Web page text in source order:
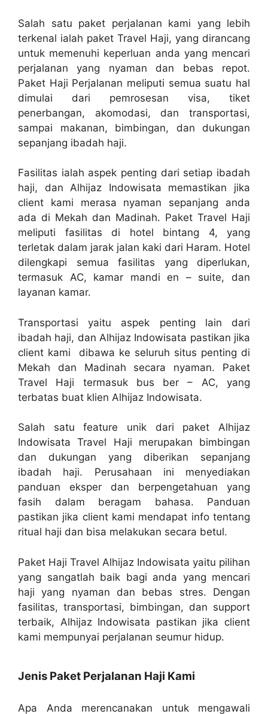
Salah satu paket perjalanan kami yang lebih
terkenal ialah paket Travel Haji, yang dirancang
untuk memenuhi keperluan anda yang mencari
perjalanan yang nyaman dan bebas repot.
Paket Haji Perjalanan meliputi semua suatu hal
dimulai dari pemrosesan visa, tiket
penerbangan, akomodasi, dan transportasi,
sampai makanan, bimbingan, dan dukungan
sepanjang ibadah haji.
Fasilitas ialah aspek penting dari setiap ibadah
haji, dan Alhijaz Indowisata memastikan jika
client kami merasa nyaman sepanjang anda
ada di Mekah dan Madinah. Paket Travel Haji
meliputi fasilitas di hotel bintang 4, yang
terletak dalam jarak jalan kaki dari Haram. Hotel
dilengkapi semua fasilitas yang diperlukan,
termasuk AC, kamar mandi en – suite, dan
layanan kamar.
Transportasi yaitu aspek penting lain dari
ibadah haji, dan Alhijaz Indowisata pastikan jika
client kami dibawa ke seluruh situs penting di
Mekah dan Madinah secara nyaman. Paket
Travel Haji termasuk bus ber – AC, yang
terbatas buat klien Alhijaz Indowisata.
Salah satu feature unik dari paket Alhijaz
Indowisata Travel Haji merupakan bimbingan
dan dukungan yang diberikan sepanjang
ibadah haji. Perusahaan ini menyediakan
panduan eksper dan berpengetahuan yang
fasih dalam beragam bahasa. Panduan
pastikan jika client kami mendapat info tentang
ritual haji dan bisa melakukan secara betul.
Paket Haji Travel Alhijaz Indowisata yaitu pilihan
yang sangatlah baik bagi anda yang mencari
haji yang nyaman dan bebas stres. Dengan
fasilitas, transportasi, bimbingan, dan support
terbaik, Alhijaz Indowisata pastikan jika client
kami mempunyai perjalanan seumur hidup.
Jenis Paket Perjalanan Haji Kami
Apa Anda merencanakan untuk mengawali